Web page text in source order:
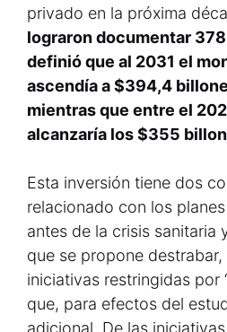
privado en la próxima
lograron documentar
definió que al 2031 el
ascendía a $394,4
mientras que entre el
alcanzaría los $355
Esta inversión tiene dos
relacionado con los
antes de la crisis sanitaria
que se propone
iniciativas restringidas por
que, para efectos del
adicional. De las